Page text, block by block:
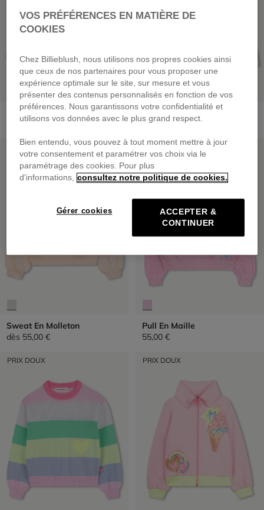
Gilet En Maille
dès69,00 €
Gilet En Maille
dès65,00 €
PRIX DOUX
Sweat En Molleton
dès 55,00 €
PRIX DOUX
Pull En Maille
55,00 €
PRIX DOUX PRIX DOUX
VOS PRÉFÉRENCES EN MATIÈRE DE
COOKIES
Chez Billieblush, nous utilisons nos propres cookies ainsi
que ceux de nos partenaires pour vous proposer une
expérience optimale sur le site, sur mesure et vous
présenter des contenus personnalisés en fonction de vos
préférences. Nous garantissons votre confidentialité et
utilisons vos données avec le plus grand respect.
Bien entendu, vous pouvez à tout moment mettre à jour
votre consentement et paramétrer vos choix via le
paramétrage des cookies. Pour plus
d'informations,
consultez notre politique de cookies.
Gérer cookies
ACCEPTER &
CONTINUER